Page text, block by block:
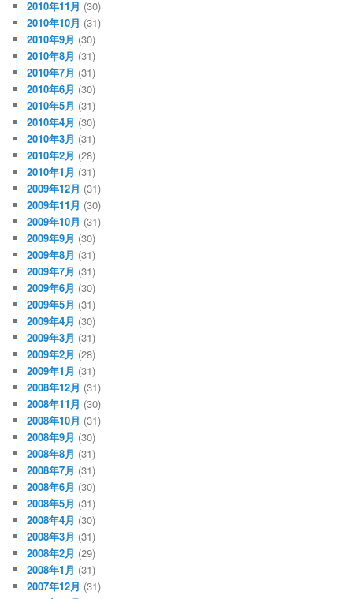
2010年11月 (30)
2010年10月 (31)
2010年9月 (30)
2010年8月 (31)
2010年7月 (31)
2010年6月 (30)
2010年5月 (31)
2010年4月 (30)
2010年3月 (31)
2010年2月 (28)
2010年1月 (31)
2009年12月 (31)
2009年11月 (30)
2009年10月 (31)
2009年9月 (30)
2009年8月 (31)
2009年7月 (31)
2009年6月 (30)
2009年5月 (31)
2009年4月 (30)
2009年3月 (31)
2009年2月 (28)
2009年1月 (31)
2008年12月 (31)
2008年11月 (30)
2008年10月 (31)
2008年9月 (30)
2008年8月 (31)
2008年7月 (31)
2008年6月 (30)
2008年5月 (31)
2008年4月 (30)
2008年3月 (31)
2008年2月 (29)
2008年1月 (31)
2007年12月 (31)